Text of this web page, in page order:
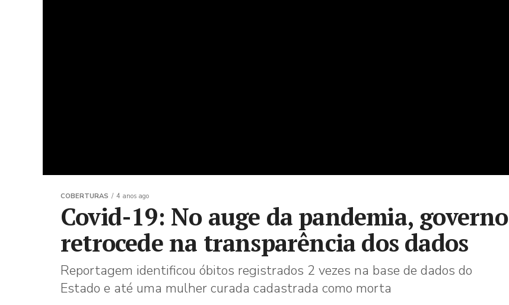
COBERTURAS 4 anos ago
Covid-19: No auge da pandemia, governo
retrocede na transparência dos dados
Reportagem identificou óbitos registrados 2 vezes na base de dados do
Estado e até uma mulher curada cadastrada como morta